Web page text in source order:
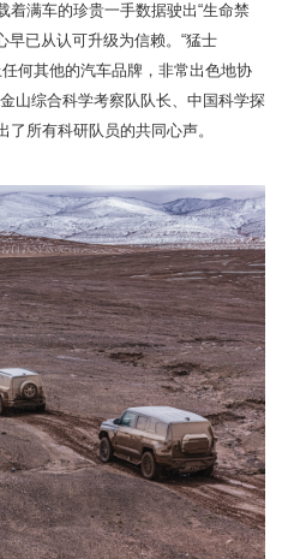
满车的珍贵一手数据驶出“生命禁
早已从认可升级为信赖。“猛士
何其他的汽车品牌，非常出色地协
山综合科学考察队队长、中国科学探
所有科研队员的共同心声。